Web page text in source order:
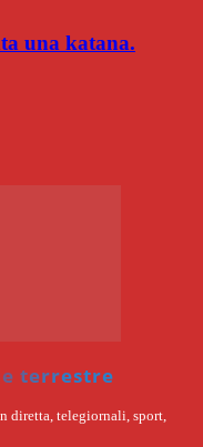
una katana.
terrestre
diretta, telegiornali, sport,